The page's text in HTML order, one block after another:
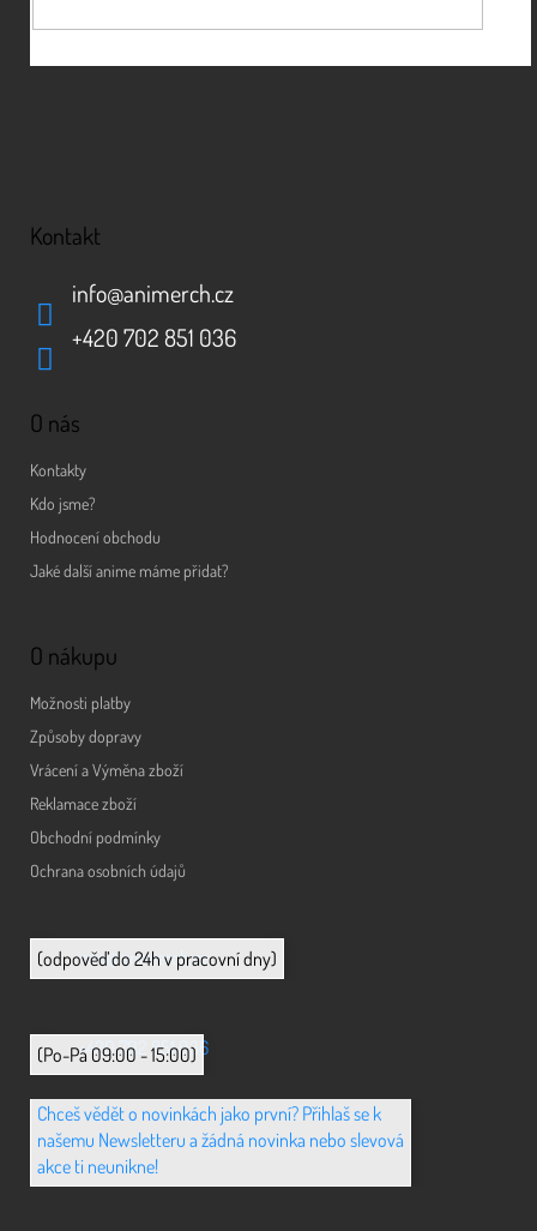
Kontakt
info@animerch.cz
+420 702 851 036
O nás
Kontakty
Kdo jsme?
Hodnocení obchodu
Jaké další anime máme přidat?
O nákupu
Možnosti platby
Způsoby dopravy
Vrácení a Výměna zboží
Reklamace zboží
Obchodní podmínky
Ochrana osobních údajů
info@animerch.cz
(odpověď do 24h v pracovní dny)
+420 702 851 036
(Po-Pá 09:00 - 15:00)
Chceš vědět o novinkách jako první? Přihlaš se k
našemu Newsletteru a žádná novinka nebo slevová
akce ti neunikne!